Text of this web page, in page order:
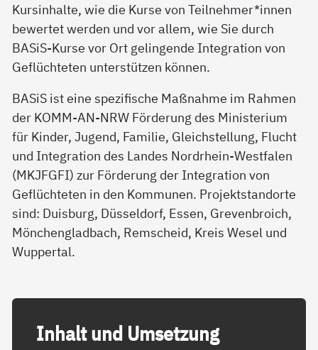
Kursinhalte, wie die Kurse von Teilnehmer*innen
bewertet werden und vor allem, wie Sie durch
BASiS-Kurse vor Ort gelingende Integration von
Geflüchteten unterstützen können.
BASiS ist eine spezifische Maßnahme im Rahmen
der KOMM-AN-NRW Förderung des Ministerium
für Kinder, Jugend, Familie, Gleichstellung, Flucht
und Integration des Landes Nordrhein-Westfalen
(MKJFGFI) zur Förderung der Integration von
Geflüchteten in den Kommunen. Projektstandorte
sind: Duisburg, Düsseldorf, Essen, Grevenbroich,
Mönchengladbach, Remscheid, Kreis Wesel und
Wuppertal.
In­halt und Um­set­zung